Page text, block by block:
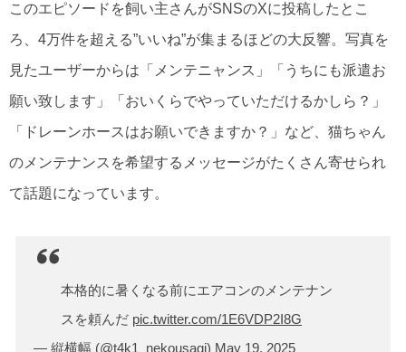
このエピソードを飼い主さんがSNSのXに投稿したとこ
ろ、4万件を超える”いいね”が集まるほどの大反響。写真を
見たユーザーからは「メンテニャンス」「うちにも派遣お
願い致します」「おいくらでやっていただけるかしら？」
「ドレーンホースはお願いできますか？」など、猫ちゃん
のメンテナンスを希望するメッセージがたくさん寄せられ
て話題になっています。
本格的に暑くなる前にエアコンのメンテナン
スを頼んだ pic.twitter.com/1E6VDP2I8G
— 縦横幅 (@t4k1_nekousagi) May 19, 2025